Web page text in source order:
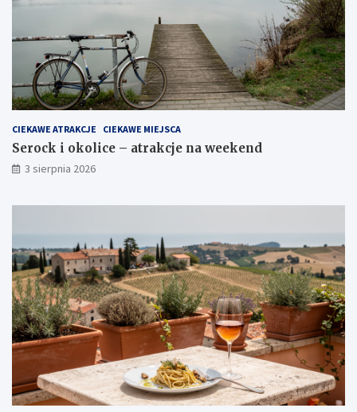
CIEKAWE ATRAKCJE CIEKAWE MIEJSCA
Serock i okolice – atrakcje na weekend
3 sierpnia 2026